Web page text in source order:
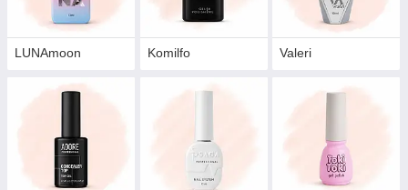
LUNAmoon Komilfo Valeri